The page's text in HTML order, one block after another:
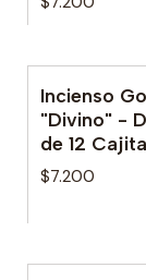
Incienso
"Divino" -
de 12
$7.200